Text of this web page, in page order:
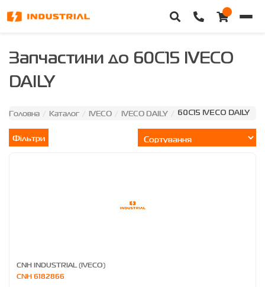
Головна
Каталог техніки
Категорії
Доставка та оплата
Запчастини до 60C15 IVECO
DAILY
Головна / Каталог / IVECO / IVECO DAILY / 60C15 IVECO DAILY
Фільтри
CNH INDUSTRIAL (IVECO)
CNH 6182866